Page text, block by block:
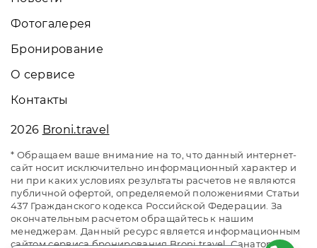
Фотогалерея
Бронирование
О сервисе
Контакты
2026 Broni.travel
* Обращаем ваше внимание на то, что данный интернет-
сайт носит исключительно информационный характер и
ни при каких условиях результаты расчетов не являются
публичной офертой, определяемой положениями Статьи
437 Гражданского кодекса Российской Федерации. За
окончательным расчетом обращайтесь к нашим
менеджерам. Данный ресурс является информационным
сайтом сервиса бронирования Broni.travel. Санаторий